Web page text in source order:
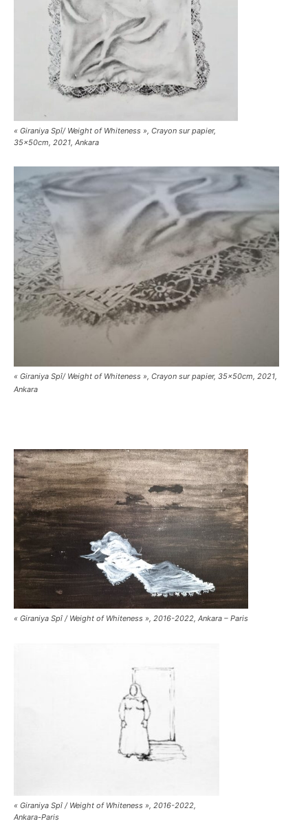
« Giraniya Spî/ Weight of Whiteness », Crayon sur papier,
35x50cm, 2021, Ankara
« Giraniya Spî/ Weight of Whiteness », Crayon sur papier, 35x50cm, 2021,
Ankara
« Giraniya Spî / Weight of Whiteness », 2016-2022, Ankara – Paris
« Giraniya Spî / Weight of Whiteness », 2016-2022,
Ankara-Paris